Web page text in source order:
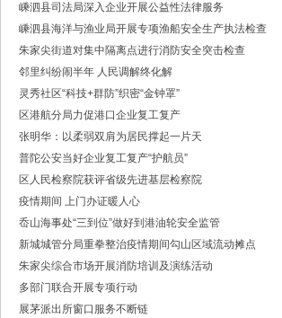
·市委政法工作会议召开 梁雪冬讲话
·中共浙江省委常委、政法委书记王成国致全省
·市委政法委机关召开年度考核会
·梁雪冬带队开展春节前安全督导检查工作
·法治日报｜探索构建海上“融治理”模式
·中共舟山市委政法委员会招聘公告
·抽奖赢福袋｜2024我与平安舟山的温暖点滴
嵊泗县司法局深入企业开展公益性法律服务
嵊泗县海洋与渔业局开展专项渔船安全生产执法检查
朱家尖街道对集中隔离点进行消防安全突击检查
邻里纠纷闹半年 人民调解终化解
灵秀社区“科技+群防”织密“金钟罩”
区港航分局力促港口企业复工复产
张明华：以柔弱双肩为居民撑起一片天
普陀公安当好企业复工复产“护航员”
区人民检察院获评省级先进基层检察院
疫情期间 上门办证暖人心
岙山海事处“三到位”做好到港油轮安全监管
新城城管分局重拳整治疫情期间勾山区域流动摊点
朱家尖综合市场开展消防培训及演练活动
多部门联合开展专项行动
展茅派出所窗口服务不断链